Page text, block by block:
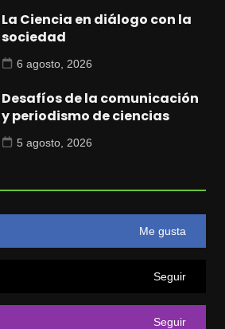
La Ciencia en diálogo con la
sociedad
6 agosto, 2026
Desafíos de la comunicación
y periodismo de ciencias
5 agosto, 2026
Me gusta
Seguir
Seguir